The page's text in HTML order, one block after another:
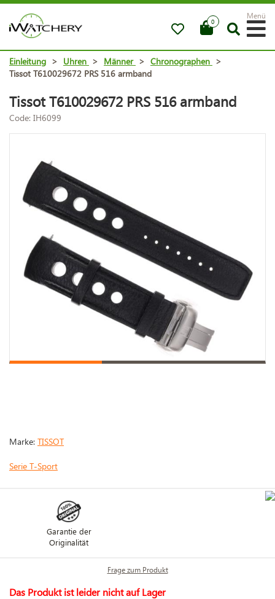
0
Menü
Einleitung > Uhren > Männer > Chronographen >
Tissot T610029672 PRS 516 armband
Tissot T610029672 PRS 516 armband
Code: IH6099
Marke: TISSOT
Serie T-Sport
Garantie der
Originalität
Frage zum Produkt
Das Produkt ist leider nicht auf Lager